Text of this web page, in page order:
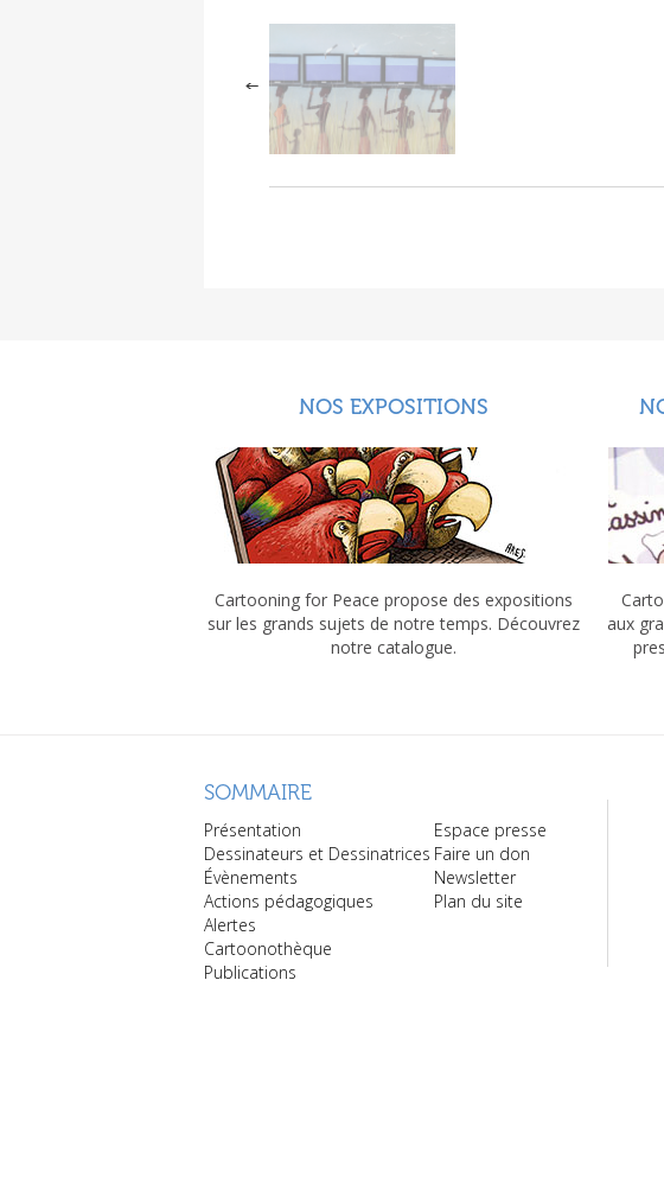
NOS EXPOSITIONS
Cartooning for Peace propose des expositions
sur les grands sujets de notre temps. Découvrez
notre catalogue.
aux
SOMMAIRE
Présentation
Dessinateurs et Dessinatrices
Évènements
Actions pédagogiques
Alertes
Cartoonothèque
Publications
Espace presse
Faire un don
Newsletter
Plan du site